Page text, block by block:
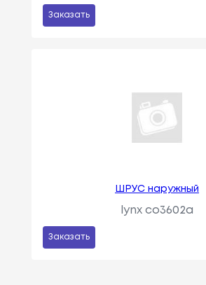
Заказать
ШРУС наружный
lynx co3602a
Заказать